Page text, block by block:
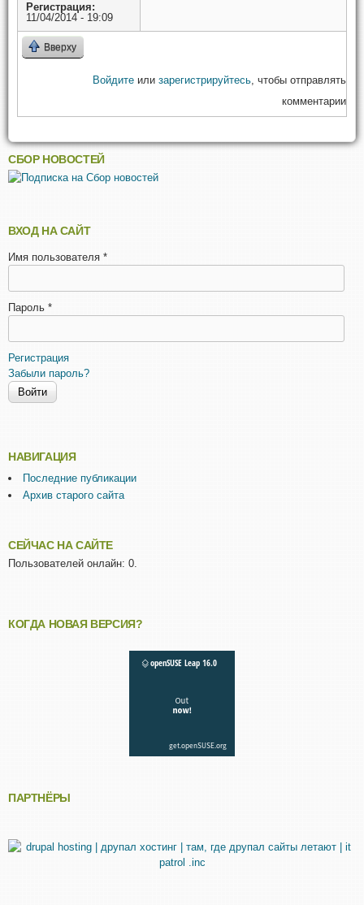
Регистрация:
11/04/2014 - 19:09
Вверху
Войдите или зарегистрируйтесь, чтобы отправлять
комментарии
СБОР НОВОСТЕЙ
ВХОД НА САЙТ
Имя пользователя *
Пароль *
Регистрация
Забыли пароль?
НАВИГАЦИЯ
Последние публикации
Архив старого сайта
СЕЙЧАС НА САЙТЕ
Пользователей онлайн: 0.
КОГДА НОВАЯ ВЕРСИЯ?
ПАРТНЁРЫ